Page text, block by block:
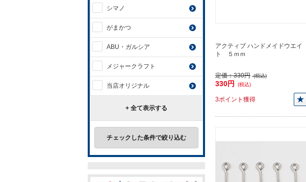
アクティブ ハンドメイドウエイ
ト ５ｍｍ
定価：330円 (税込)
330円 (税込)
3ポイント獲得
シマノ
がまかつ
ABU・ガルシア
メジャークラフト
当店オリジナル
+ 全て表示する
チェックした条件で絞り込む